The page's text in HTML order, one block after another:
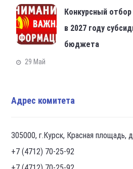
Конкурсный
в 2027 году
бюджета
29 Май
Адрес комитета
305000, г.Курск, Красная площадь,
+7 (4712) 70-25-92